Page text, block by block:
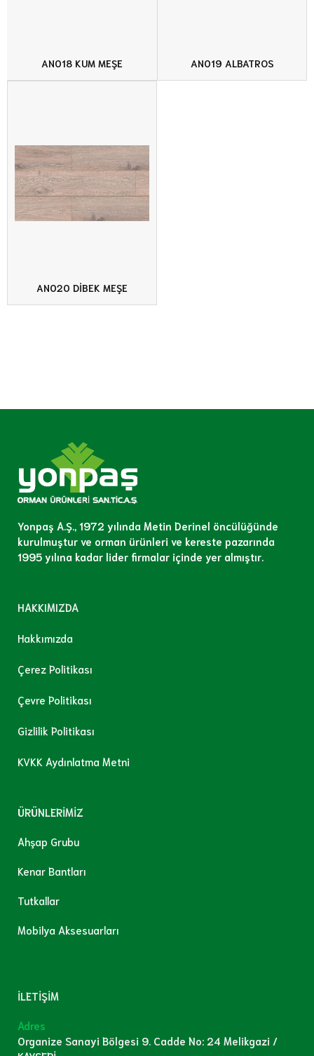
AN018 KUM MEŞE AN019 ALBATROS
AN020 DİBEK MEŞE
Yonpaş A.Ş., 1972 yılında Metin Derinel öncülüğünde
kurulmuştur ve orman ürünleri ve kereste pazarında
1995 yılına kadar lider firmalar içinde yer almıştır.
HAKKIMIZDA
Hakkımızda
Çerez Politikası
Çevre Politikası
Gizlilik Politikası
KVKK Aydınlatma Metni
ÜRÜNLERİMİZ
Ahşap Grubu
Kenar Bantları
Tutkallar
Mobilya Aksesuarları
İLETİŞİM
Adres
Organize Sanayi Bölgesi 9. Cadde No: 24 Melikgazi /